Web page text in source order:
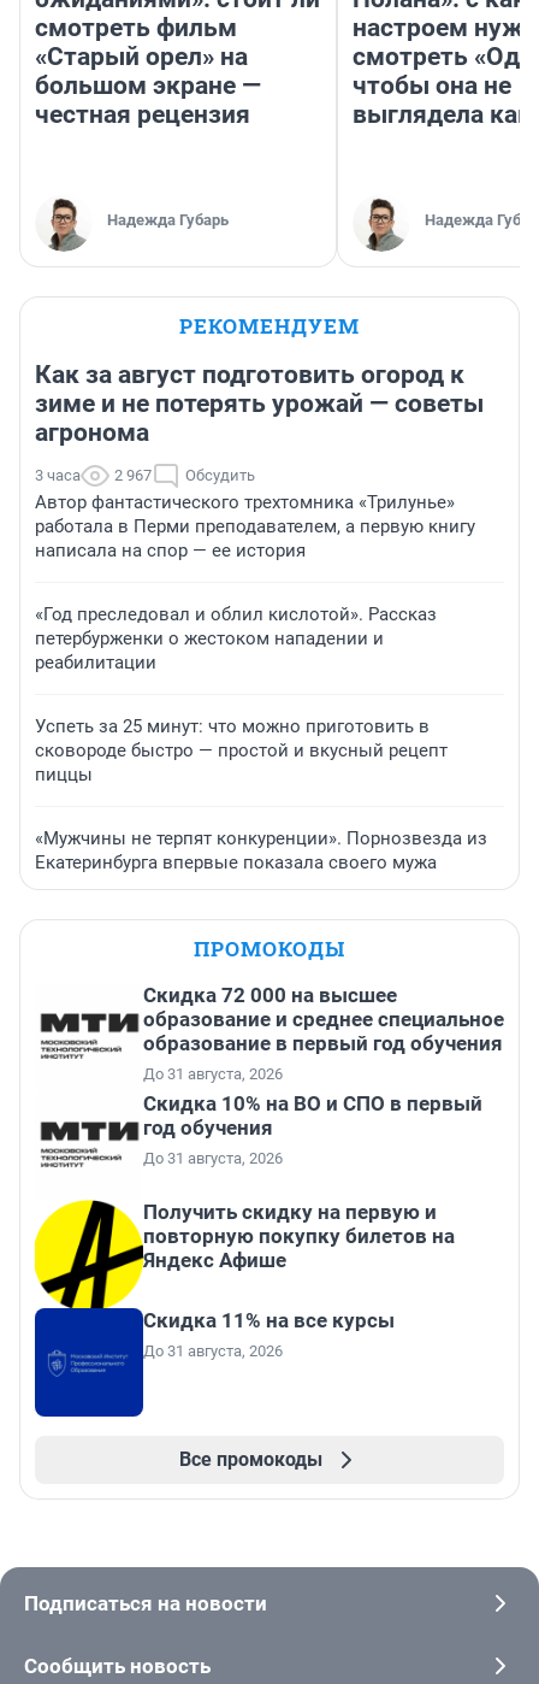
смотреть фильм
«Старый орел» на
большом экране —
честная рецензия
Надежда Губарь
настроем
смотреть
чтобы она не
выглядела как
Надежда
РЕКОМЕНДУЕМ
Как за август подготовить огород к
зиме и не потерять урожай — советы
агронома
3 часа 2 967 Обсудить
Автор фантастического трехтомника «Трилунье»
работала в Перми преподавателем, а первую книгу
написала на спор — ее история
«Год преследовал и облил кислотой». Рассказ
петербурженки о жестоком нападении и
реабилитации
Успеть за 25 минут: что можно приготовить в
сковороде быстро — простой и вкусный рецепт
пиццы
«Мужчины не терпят конкуренции». Порнозвезда из
Екатеринбурга впервые показала своего мужа
ПРОМОКОДЫ
Скидка 72 000 на высшее
образование и среднее специальное
образование в первый год обучения
До 31 августа, 2026
Скидка 10% на ВО и СПО в первый
год обучения
До 31 августа, 2026
Получить скидку на первую и
повторную покупку билетов на
Яндекс Афише
Скидка 11% на все курсы
До 31 августа, 2026
Все промокоды
Подписаться на новости
Сообщить новость